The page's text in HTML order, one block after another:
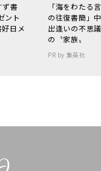
ず書
ント
日メ
「海をわた
の往復書簡」
出逢いの不思
の〝家族〟
PR by 集英社